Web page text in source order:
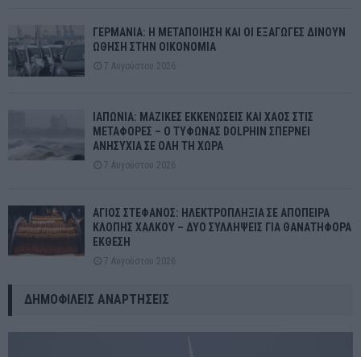
ΓΕΡΜΑΝΙΑ: Η ΜΕΤΑΠΟΙΗΣΗ ΚΑΙ ΟΙ ΕΞΑΓΩΓΕΣ ΔΙΝΟΥΝ
ΩΘΗΣΗ ΣΤΗΝ ΟΙΚΟΝΟΜΙΑ
7 Αυγούστου 2026
ΙΑΠΩΝΙΑ: ΜΑΖΙΚΕΣ ΕΚΚΕΝΩΣΕΙΣ ΚΑΙ ΧΑΟΣ ΣΤΙΣ
ΜΕΤΑΦΟΡΕΣ – Ο ΤΥΦΩΝΑΣ DOLPHIN ΣΠΕΡΝΕΙ
ΑΝΗΣΥΧΙΑ ΣΕ ΟΛΗ ΤΗ ΧΩΡΑ
7 Αυγούστου 2026
ΑΓΙΟΣ ΣΤΕΦΑΝΟΣ: ΗΛΕΚΤΡΟΠΛΗΞΙΑ ΣΕ ΑΠΟΠΕΙΡΑ
ΚΛΟΠΗΣ ΧΑΛΚΟΥ – ΔΥΟ ΣΥΛΛΗΨΕΙΣ ΓΙΑ ΘΑΝΑΤΗΦΟΡΑ
ΕΚΘΕΣΗ
7 Αυγούστου 2026
ΔΗΜΟΦΙΛΕΊΣ ΑΝΑΡΤΉΣΕΙΣ